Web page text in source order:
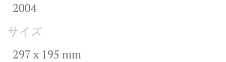
2004
サイズ
297 x 195 mm